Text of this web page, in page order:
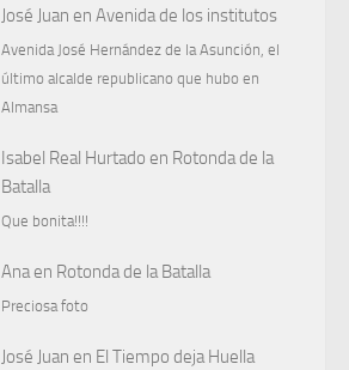
José Juan en Avenida de los institutos
Avenida José Hernández de la Asunción, el
último alcalde republicano que hubo en
Almansa
Isabel Real Hurtado en Rotonda de la
Batalla
Que bonita!!!!
Anaen Rotonda de la Batalla
Preciosa foto
José Juan en El Tiempo deja Huella